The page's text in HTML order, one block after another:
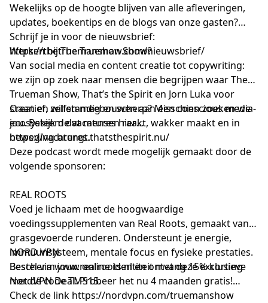
Wekelijks op de hoogte blijven van alle afleveringen,
updates, boekentips en de blogs van onze gasten?
Schrijf je in voor de nieuwsbrief:
https://thetruemanshow.com/nieuwsbrief/
Werken bij The Trueman Show?
Van social media en content creatie tot copywriting:
we zijn op zoek naar mensen die begrijpen waar The
Trueman Show, That’s the Spirit en Jorn Luka voor
staan en willen meebouwen aan een conscious media-
ecosysteem dat mensen raakt, wakker maakt en in
beweging brengt.
Creatief, zelfstandig en scherp? Misschien zoeken we
jou. Bekijk de vacatures hier
https://vacatures.thatsthespirit.nu/
Deze podcast wordt mede mogelijk gemaakt door de
volgende sponsoren:
REAL ROOTS
Voed je lichaam met de hoogwaardige
voedingssupplementen van Real Roots, gemaakt van
grasgevoerde runderen. Ondersteunt je energie,
immuunsysteem, mentale focus en fysieke prestaties.
Bestel viawww.realroots.nlen ontvang 15% korting
met de code TMS15.
NORD VPN
Bescherm jouw online identiteit met deze exclusieve
NordVPN Deal: Probeer het nu 4 maanden gratis!
Check de link https://nordvpn.com/truemanshow